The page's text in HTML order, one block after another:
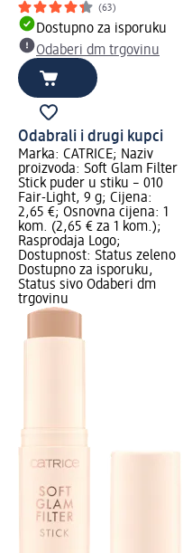
(63)
Dostupno za isporuku
Odaberi dm trgovinu
Odabrali i drugi kupci
Marka: CATRICE; Naziv
proizvoda: Soft Glam Filter
Stick puder u stiku – 010
Fair-Light, 9 g; Cijena:
2,65 €; Osnovna cijena: 1
kom. (2,65 € za 1 kom.);
Rasprodaja Logo;
Dostupnost: Status zeleno
Dostupno za isporuku,
Status sivo Odaberi dm
trgovinu